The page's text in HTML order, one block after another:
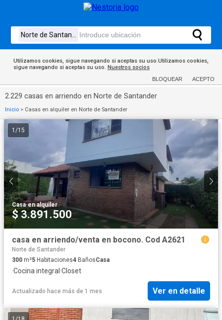
Utilizamos cookies, sigue navegando si aceptas su uso.Utilizamos cookies,
sigue navegando si aceptas su uso. Nuestros socios
BLOQUEAR ACEPTO
2.229 casas en arriendo en Norte de Santander
Inicio > Casas en alquiler en Norte de Santander
1 /15
Casa·en alquiler
$ 3.891.500
casa en arriendo/venta en bocono. Cod A2621
Norte de Santander
300 m²5 Habitaciones4 BañosCasa
·Cocina integral ·Closet
Actualizado hace más de 1 mes Ver en detalle